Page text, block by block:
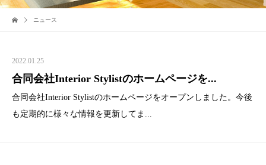
ニュース
2022.01.25
合同会社Interior Stylistのホームページを...
合同会社Interior Stylistのホームページをオープンしました。今後
も定期的に様々な情報を更新してま...